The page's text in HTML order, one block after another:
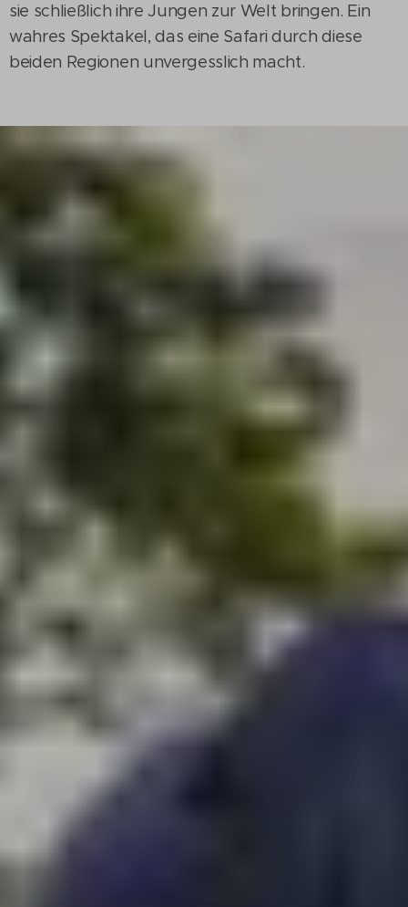
sie schließlich ihre Jungen zur Welt bringen. Ein
wahres Spektakel, das eine Safari durch diese
beiden Regionen unvergesslich macht.